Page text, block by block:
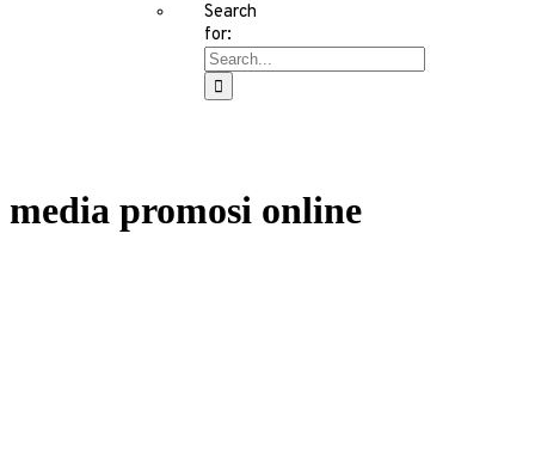
Search
for:
media promosi online